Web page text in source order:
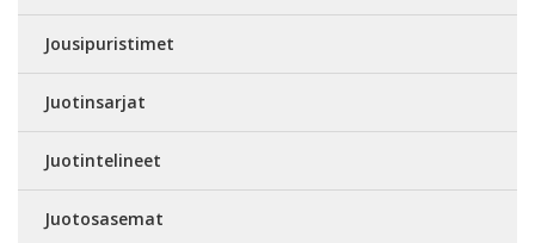
Jousipuristimet
Juotinsarjat
Juotintelineet
Juotosasemat